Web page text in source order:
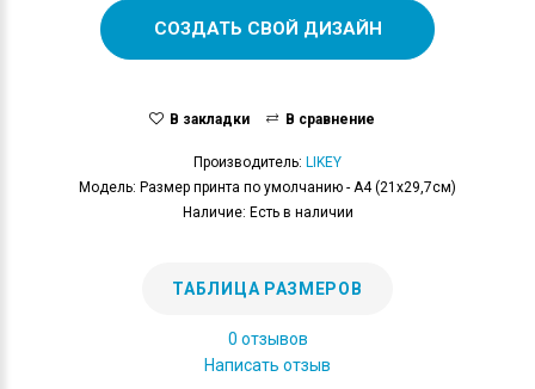
СОЗДАТЬ СВОЙ ДИЗАЙН
В закладки В сравнение
Производитель: LIKEY
Модель: Размер принта по умолчанию - А4 (21x29,7см)
Наличие: Есть в наличии
ТАБЛИЦА РАЗМЕРОВ
0 отзывов
Написать отзыв